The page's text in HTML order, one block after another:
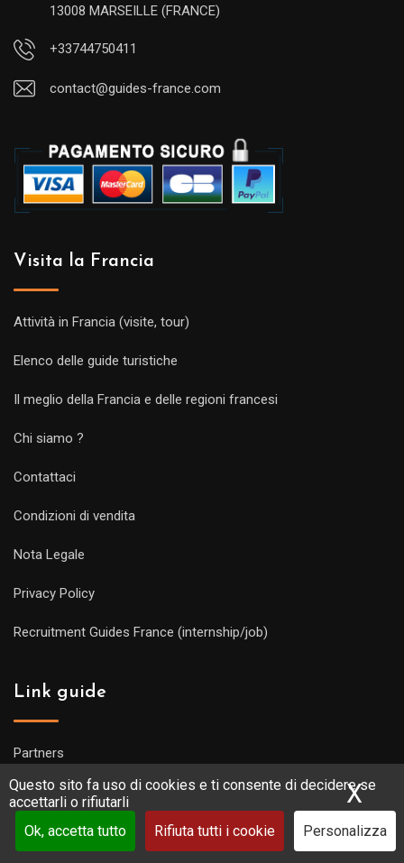
Questo sito fa uso di cookies e ti consente di decidere se
accettarli o rifiutarli
Ok, accetta tutto
Rifiuta tutti i cookie Personalizza
X
13008 MARSEILLE (FRANCE)
+33744750411
contact@guides-france.com
Visita la Francia
Attività in Francia (visite, tour)
Elenco delle guide turistiche
Il meglio della Francia e delle regioni francesi
Chi siamo ?
Contattaci
Condizioni di vendita
Nota Legale
Privacy Policy
Recruitment Guides France (internship/job)
Link guide
Partners
La tua guida
Guida turistica : raggiungi la comunità !